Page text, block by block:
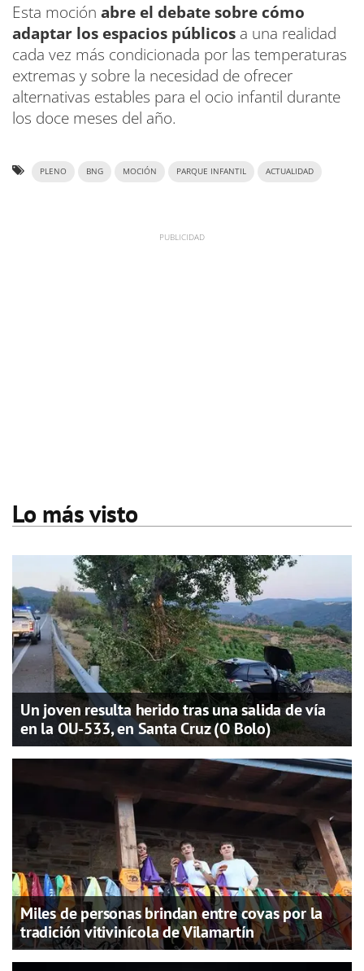
Esta moción abre el debate sobre cómo
adaptar los espacios públicos a una realidad
cada vez más condicionada por las temperaturas
extremas y sobre la necesidad de ofrecer
alternativas estables para el ocio infantil durante
los doce meses del año.
PLENO BNG MOCIÓN PARQUE INFANTIL ACTUALIDAD
Lo más visto
Un joven resulta herido tras una salida de vía
en la OU-533, en Santa Cruz (O Bolo)
Miles de personas brindan entre covas por la
tradición vitivinícola de Vilamartín